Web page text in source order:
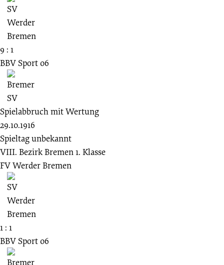
9 : 1
BBV Sport 06
Spielabbruch mit Wertung
29.10.1916
Spieltag unbekannt
VIII. Bezirk Bremen 1. Klasse
FV Werder Bremen
1 : 1
BBV Sport 06